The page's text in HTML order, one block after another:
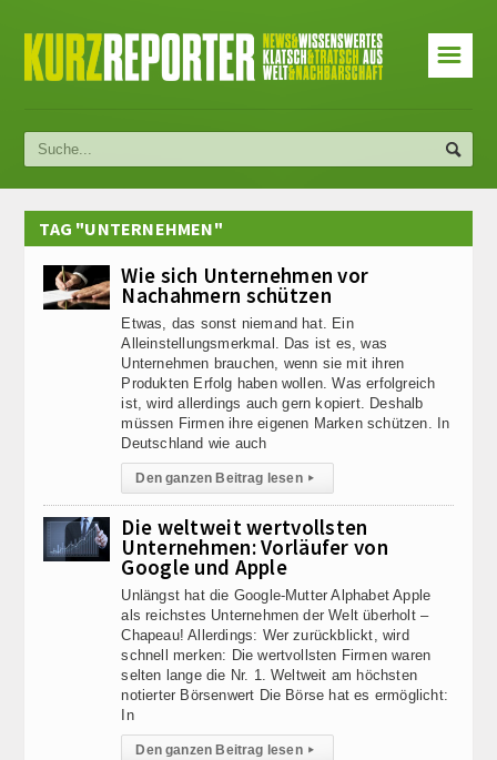
☰
TAG "UNTERNEHMEN"
Wie sich Unternehmen vor
Nachahmern schützen
Etwas, das sonst niemand hat. Ein
Alleinstellungsmerkmal. Das ist es, was
Unternehmen brauchen, wenn sie mit ihren
Produkten Erfolg haben wollen. Was erfolgreich
ist, wird allerdings auch gern kopiert. Deshalb
müssen Firmen ihre eigenen Marken schützen. In
Deutschland wie auch
Den ganzen Beitrag lesen ▸
Die weltweit wertvollsten
Unternehmen: Vorläufer von
Google und Apple
Unlängst hat die Google-Mutter Alphabet Apple
als reichstes Unternehmen der Welt überholt –
Chapeau! Allerdings: Wer zurückblickt, wird
schnell merken: Die wertvollsten Firmen waren
selten lange die Nr. 1. Weltweit am höchsten
notierter Börsenwert Die Börse hat es ermöglicht:
In
Den ganzen Beitrag lesen ▸